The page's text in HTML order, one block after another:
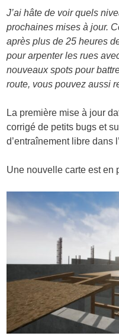
J’ai hâte de voir quels
prochaines mises à jour.
après plus de 25 heures
pour arpenter les rues
nouveaux spots pour
route, vous pouvez aussi
La première mise à jour
corrigé de petits bugs et
d’entraînement libre dans
Une nouvelle carte est en